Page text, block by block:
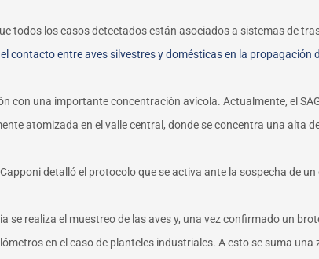
todos los casos detectados están asociados a sistemas de
contacto entre aves silvestres y domésticas en la propagación
con una importante concentración avícola. Actualmente, el
atomizada en el valle central, donde se concentra una alta
detalló el protocolo que se activa ante la sospecha de un
se realiza el muestreo de las aves y, una vez confirmado un
en el caso de planteles industriales. A esto se suma